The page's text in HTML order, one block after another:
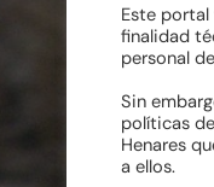
Este
finalidad
personal
Sin
políticas
Henares
a ellos.